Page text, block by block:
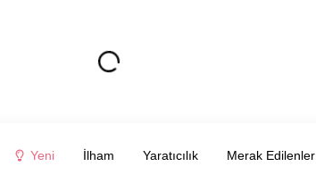
Yeni İlham Yaratıcılık Merak Edilenler